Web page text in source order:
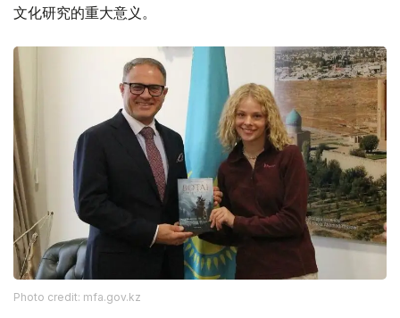
文化研究的重大意义。
Photo credit: mfa.gov.kz